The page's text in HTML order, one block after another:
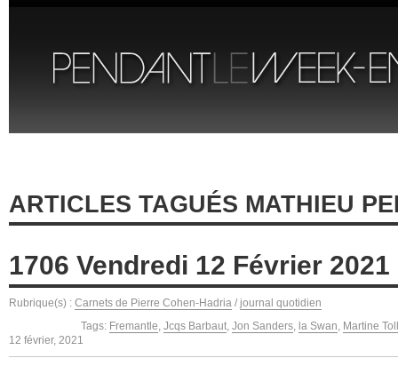
ARTICLES TAGUÉS MATHIEU
1706 Vendredi 12 Février 2021
Rubrique(s) : Carnets de Pierre Cohen-Hadria / journal quotidien
Tags: Fremantle, Jcqs Barbaut, Jon Sanders, la Swan, Martine
12 février, 2021